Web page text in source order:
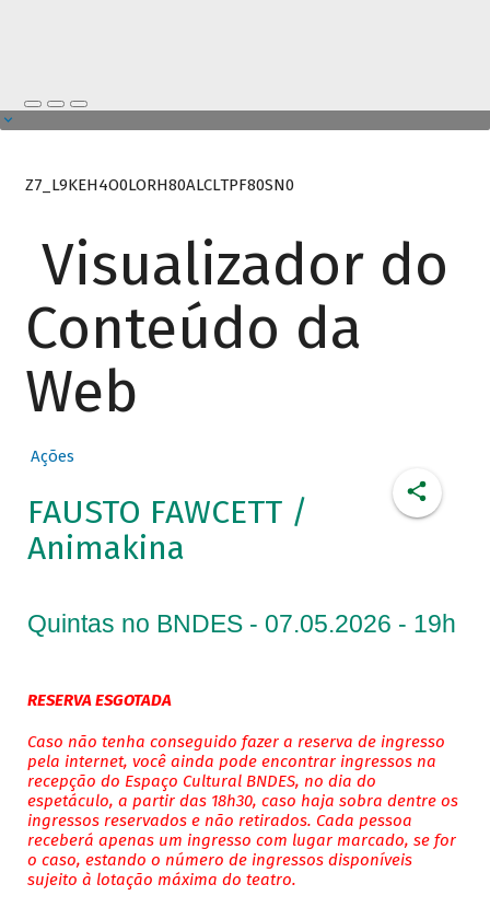
Z7_L9KEH4O0LORH80ALCLTPF80SN0
Visualizador do
Conteúdo da
Web
Ações
FAUSTO FAWCETT /
Animakina
Quintas no BNDES - 07.05.2026 - 19h
RESERVA ESGOTADA
Caso não tenha conseguido fazer a reserva de ingresso
pela internet, você ainda pode encontrar ingressos na
recepção do Espaço Cultural BNDES, no dia do
espetáculo, a partir das 18h30, caso haja sobra dentre os
ingressos reservados e não retirados. Cada pessoa
receberá apenas um ingresso com lugar marcado, se for
o caso, estando o número de ingressos disponíveis
sujeito à lotação máxima do teatro.